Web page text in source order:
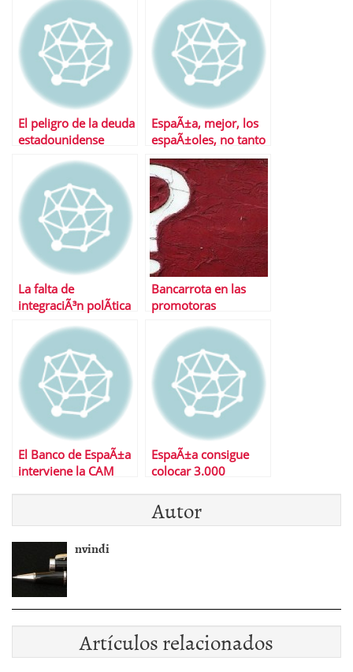
productividad?
El peligro de la deuda
estadounidense
EspaÃ±a, mejor, los
espaÃ±oles, no tanto
La falta de
integraciÃ³n polÃ­tica
Bancarrota en las
promotoras
Entrada en vigor
Nueva Ley de Suelo
de EspaÃ±a
El Banco de EspaÃ±a
interviene la CAM
EspaÃ±a consigue
colocar 3.000
desestima mÃ¡s
subastas en agosto
Autor
nvindi
Artículos relacionados